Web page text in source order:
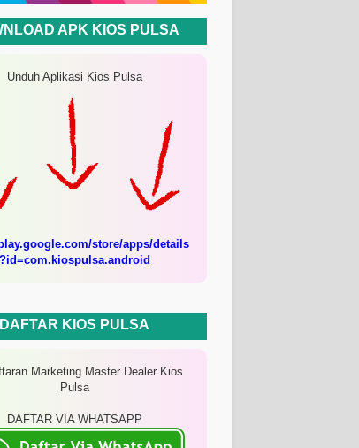
APK KIOS PULSA
Unduh Aplikasi Kios Pulsa
store/apps/details
?id=com.kiospulsa.android
DAFTAR KIOS PULSA
Marketing Master Dealer Kios
Pulsa
DAFTAR VIA WHATSAPP